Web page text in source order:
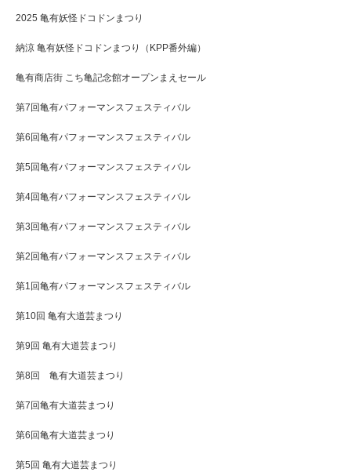
2025 亀有妖怪ドコドンまつり
納涼 亀有妖怪ドコドンまつり（KPP番外編）
亀有商店街 こち亀記念館オープンまえセール
第7回亀有パフォーマンスフェスティバル
第6回亀有パフォーマンスフェスティバル
第5回亀有パフォーマンスフェスティバル
第4回亀有パフォーマンスフェスティバル
第3回亀有パフォーマンスフェスティバル
第2回亀有パフォーマンスフェスティバル
第1回亀有パフォーマンスフェスティバル
第10回 亀有大道芸まつり
第9回 亀有大道芸まつり
第8回 亀有大道芸まつり
第7回亀有大道芸まつり
第6回亀有大道芸まつり
第5回 亀有大道芸まつり